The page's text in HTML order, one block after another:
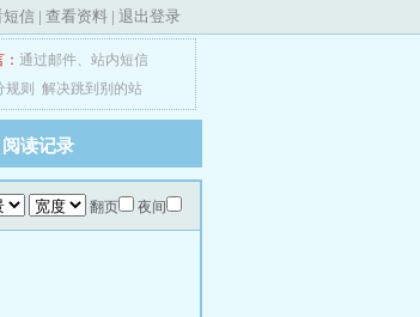
短信 | 查看资料 | 退出登录
通过邮件、 站内短信
规则
解决跳到别的站
阅读记录
翻页 夜间